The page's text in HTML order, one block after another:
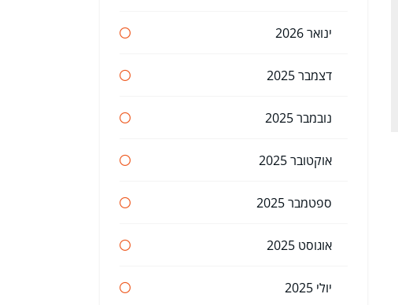
ינואר 2026
דצמבר 2025
נובמבר 2025
אוקטובר 2025
ספטמבר 2025
אוגוסט 2025
יולי 2025